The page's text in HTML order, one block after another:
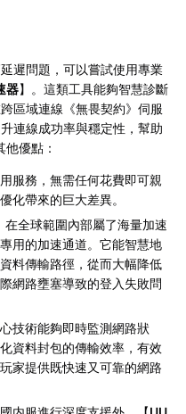
遲問題，可以嘗試使用專業
器】。這類工具能夠智慧診斷
區域連線《無畏契約》伺服
連線成功率與穩定性，幫助
優點：
服務，無需任何花費即可親
化帶來的巨大差異。
在全球範圍內部屬了海量加速
用的加速通道。它能智慧地
料傳輸路徑，從而大幅降低
網路壅塞導致的登入失敗問
心技術能夠即時監測網路狀
資料封包的傳輸效率，有效
家提供既快速又可靠的網路